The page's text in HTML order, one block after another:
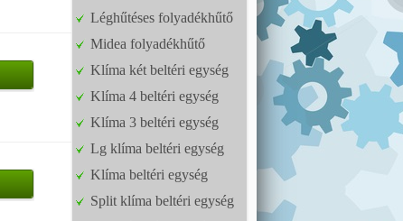
Léghűtéses folyadékhűtő
Midea folyadékhűtő
Klíma két beltéri egység
Klíma 4 beltéri egység
Klíma 3 beltéri egység
Lg klíma beltéri egység
Klíma beltéri egység
Split klíma beltéri egység